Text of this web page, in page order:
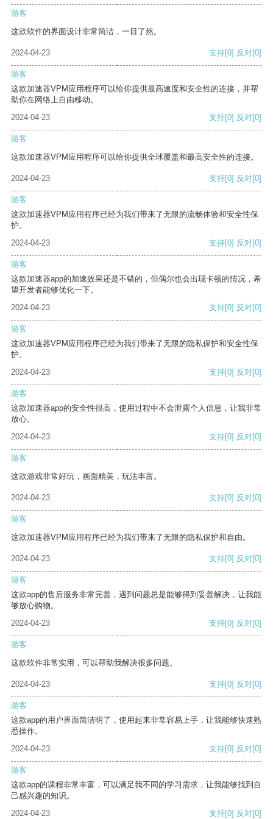
游客
这款软件的界面设计非常简洁，一目了然。
2024-04-23 支持[0] 反对[0]
游客
这款加速器VPM应用程序可以给你提供最高速度和安全性的连接，并帮
助你在网络上自由移动。
2024-04-23
支持[0] 反对[0]
游客
这款加速器VPM应用程序可以给你提供全球覆盖和最高安全性的连接。
2024-04-23 支持[0] 反对[0]
游客
这款加速器VPM应用程序已经为我们带来了无限的流畅体验和安全性保
护。
2024-04-23
支持[0] 反对[0]
游客
这款加速器app的加速效果还是不错的，但偶尔也会出现卡顿的情况，希
望开发者能够优化一下。
2024-04-23
支持[0] 反对[0]
游客
这款加速器VPM应用程序已经为我们带来了无限的隐私保护和安全性保
护。
2024-04-23
支持[0] 反对[0]
游客
这款加速器app的安全性很高，使用过程中不会泄露个人信息，让我非常
放心。
2024-04-23
支持[0] 反对[0]
游客
这款游戏非常好玩，画面精美，玩法丰富。
2024-04-23 支持[0] 反对[0]
游客
这款加速器VPM应用程序已经为我们带来了无限的隐私保护和自由。
2024-04-23 支持[0] 反对[0]
游客
这款app的售后服务非常完善，遇到问题总是能够得到妥善解决，让我能
够放心购物。
2024-04-23
支持[0] 反对[0]
游客
这款软件非常实用，可以帮助我解决很多问题。
2024-04-23 支持[0] 反对[0]
游客
这款app的用户界面简洁明了，使用起来非常容易上手，让我能够快速熟
悉操作。
2024-04-23
支持[0] 反对[0]
游客
这款app的课程非常丰富，可以满足我不同的学习需求，让我能够找到自
己感兴趣的知识。
2024-04-23
支持[0] 反对[0]